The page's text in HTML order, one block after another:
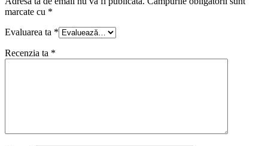
marcate cu *
Evaluarea ta *
Recenzia ta *